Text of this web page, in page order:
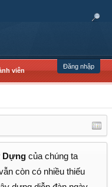
Đăng nhập
viên
Dựng của chúng ta
còn có nhiều thiếu